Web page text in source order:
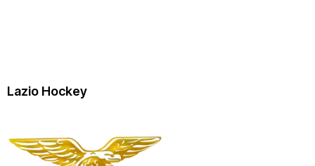
Lazio Hockey